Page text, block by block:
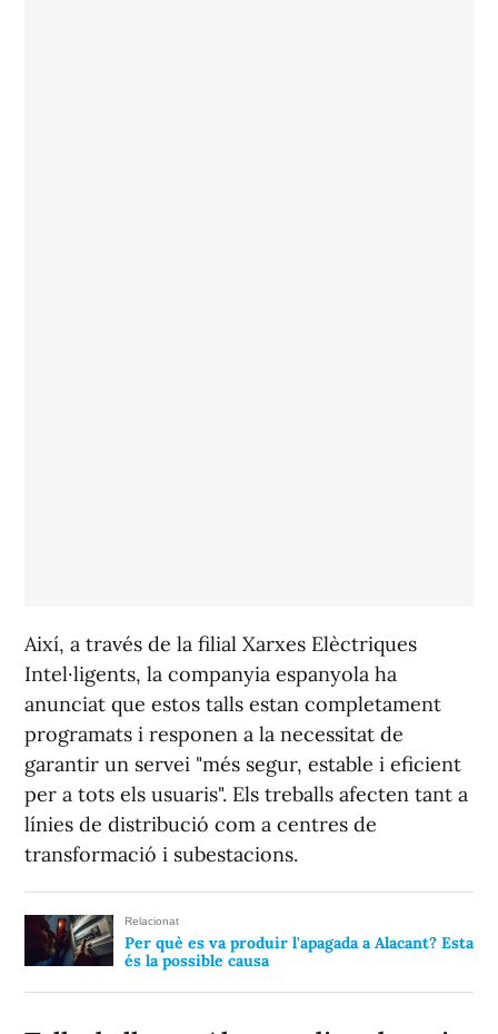
Així, a través de la filial Xarxes Elèctriques
Intel·ligents, la companyia espanyola ha
anunciat que estos talls estan completament
programats i responen a la necessitat de
garantir un servei "més segur, estable i eficient
per a tots els usuaris". Els treballs afecten tant a
línies de distribució com a centres de
transformació i subestacions.
Relacionat
Per què es va produir l'apagada a Alacant? Esta
és la possible causa